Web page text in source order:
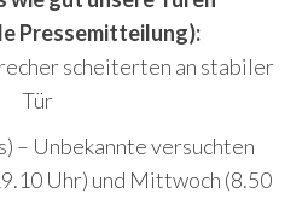
Pressemitteilung):
scheiterten an stabiler
Tür
– Unbekannte versuchten
Uhr) und Mittwoch (8.50